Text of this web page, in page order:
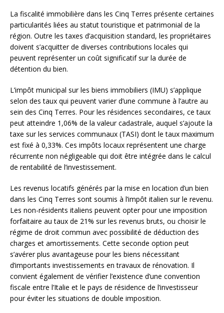
La fiscalité immobilière dans les Cinq Terres présente certaines
particularités liées au statut touristique et patrimonial de la
région. Outre les taxes d’acquisition standard, les propriétaires
doivent s’acquitter de diverses contributions locales qui
peuvent représenter un coût significatif sur la durée de
détention du bien.
L’impôt municipal sur les biens immobiliers (IMU) s’applique
selon des taux qui peuvent varier d’une commune à l’autre au
sein des Cinq Terres. Pour les résidences secondaires, ce taux
peut atteindre 1,06% de la valeur cadastrale, auquel s’ajoute la
taxe sur les services communaux (TASI) dont le taux maximum
est fixé à 0,33%. Ces impôts locaux représentent une charge
récurrente non négligeable qui doit être intégrée dans le calcul
de rentabilité de l’investissement.
Les revenus locatifs générés par la mise en location d’un bien
dans les Cinq Terres sont soumis à l’impôt italien sur le revenu.
Les non-résidents italiens peuvent opter pour une imposition
forfaitaire au taux de 21% sur les revenus bruts, ou choisir le
régime de droit commun avec possibilité de déduction des
charges et amortissements. Cette seconde option peut
s’avérer plus avantageuse pour les biens nécessitant
d’importants investissements en travaux de rénovation. Il
convient également de vérifier l’existence d’une convention
fiscale entre l’Italie et le pays de résidence de l’investisseur
pour éviter les situations de double imposition.